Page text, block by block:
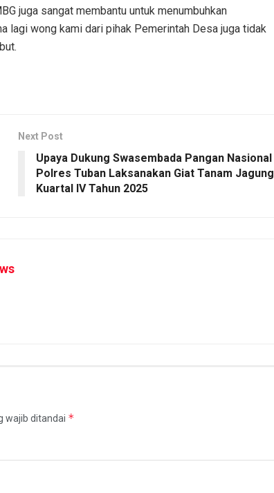
juga sangat membantu untuk menumbuhkan
lagi wong kami dari pihak Pemerintah Desa juga tidak
Next Post
Upaya Dukung Swasembada Pangan Nasional
Polres Tuban Laksanakan Giat Tanam Jagung
Kuartal lV Tahun 2025
wajib ditandai *